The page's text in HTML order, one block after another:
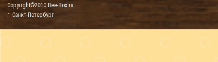
Copyright©2010 Bee-Box.ru
г. Санкт-Петербург